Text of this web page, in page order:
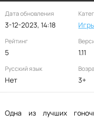
Дата обновления
3-12-2023, 14:18
Рейтинг
5 1.11
Русский язык
Нет 3+
Одна из лучших